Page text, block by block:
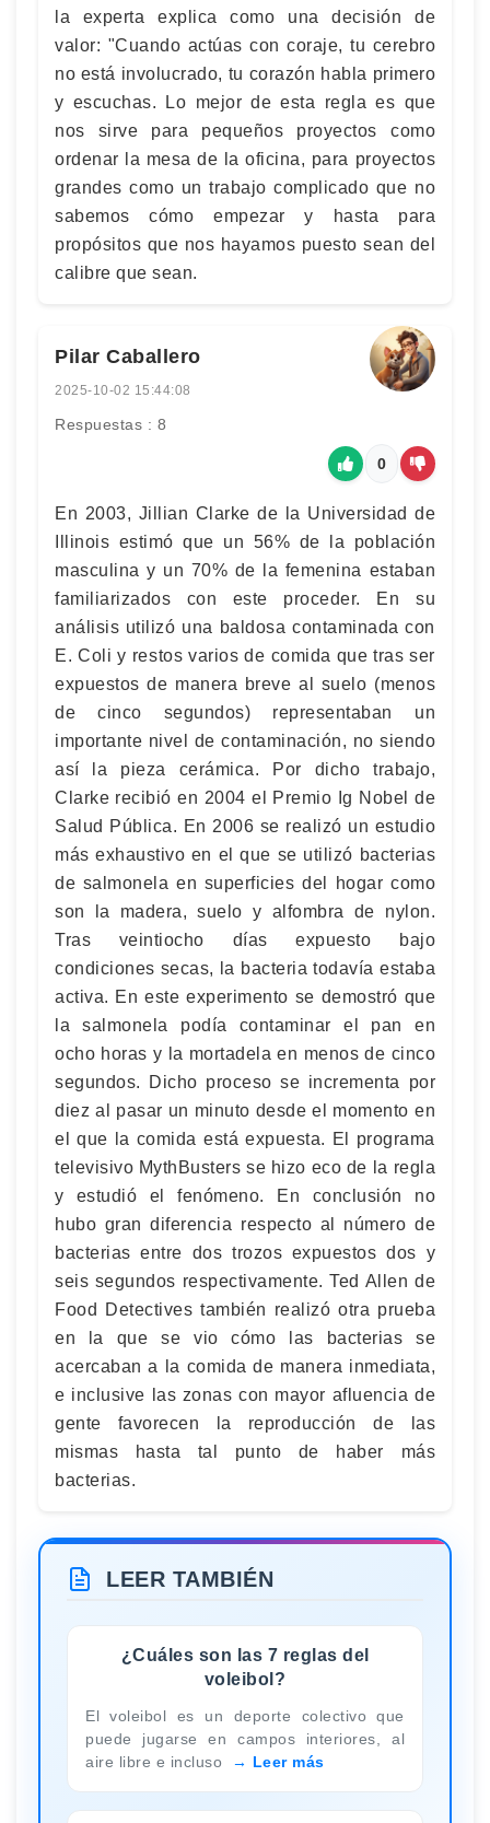
la experta explica como una decisión de
valor: "Cuando actúas con coraje, tu cerebro
no está involucrado, tu corazón habla primero
y escuchas. Lo mejor de esta regla es que
nos sirve para pequeños proyectos como
ordenar la mesa de la oficina, para proyectos
grandes como un trabajo complicado que no
sabemos cómo empezar y hasta para
propósitos que nos hayamos puesto sean del
calibre que sean.
Pilar Caballero
2025-10-02 15:44:08
Respuestas : 8
0
En 2003, Jillian Clarke de la Universidad de
Illinois estimó que un 56% de la población
masculina y un 70% de la femenina estaban
familiarizados con este proceder. En su
análisis utilizó una baldosa contaminada con
E. Coli y restos varios de comida que tras ser
expuestos de manera breve al suelo (menos
de cinco segundos) representaban un
importante nivel de contaminación, no siendo
así la pieza cerámica. Por dicho trabajo,
Clarke recibió en 2004 el Premio Ig Nobel de
Salud Pública. En 2006 se realizó un estudio
más exhaustivo en el que se utilizó bacterias
de salmonela en superficies del hogar como
son la madera, suelo y alfombra de nylon.
Tras veintiocho días expuesto bajo
condiciones secas, la bacteria todavía estaba
activa. En este experimento se demostró que
la salmonela podía contaminar el pan en
ocho horas y la mortadela en menos de cinco
segundos. Dicho proceso se incrementa por
diez al pasar un minuto desde el momento en
el que la comida está expuesta. El programa
televisivo MythBusters se hizo eco de la regla
y estudió el fenómeno. En conclusión no
hubo gran diferencia respecto al número de
bacterias entre dos trozos expuestos dos y
seis segundos respectivamente. Ted Allen de
Food Detectives también realizó otra prueba
en la que se vio cómo las bacterias se
acercaban a la comida de manera inmediata,
e inclusive las zonas con mayor afluencia de
gente favorecen la reproducción de las
mismas hasta tal punto de haber más
bacterias.
LEER TAMBIÉN
¿Cuáles son las 7 reglas del
voleibol?
El voleibol es un deporte colectivo que
puede jugarse en campos interiores, al
aire libre e incluso
Leer más